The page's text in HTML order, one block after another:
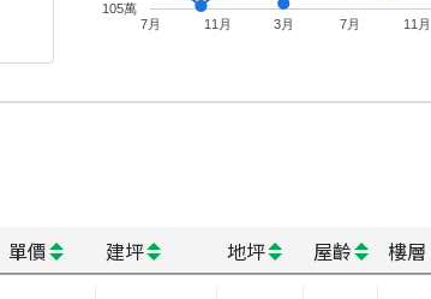
7月 11月 3月 7月 11月
105萬
單價 建坪 地坪 屋齡 樓層